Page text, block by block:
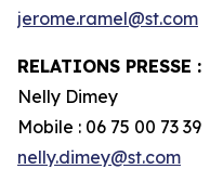
jerome.ramel@st.com
RELATIONS PRESSE :
Nelly Dimey
Mobile : 06 75 00 73 39
nelly.dimey@st.com